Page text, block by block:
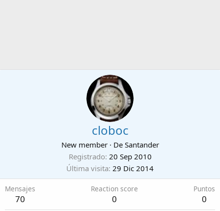
cloboc
New member · De Santander
Registrado 20 Sep 2010
Última visita 29 Dic 2014
Mensajes
70
Reaction score
0
Puntos
0